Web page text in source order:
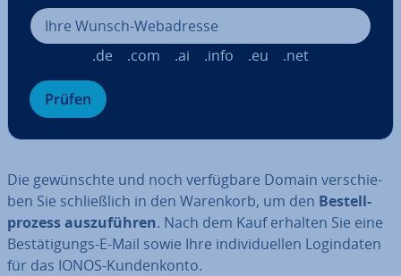
.de .com .ai .info .eu .net
Prüfen
Die ge­wünsch­te und noch ver­füg­ba­re Domain ver­schie­
ben Sie schließ­lich in den Warenkorb, um den Be­stell­
pro­zess aus­zu­füh­ren. Nach dem Kauf erhalten Sie eine
Be­stä­ti­gungs-E-Mail sowie Ihre in­di­vi­du­el­len Log­in­da­ten
für das IONOS-Kun­den­kon­to.